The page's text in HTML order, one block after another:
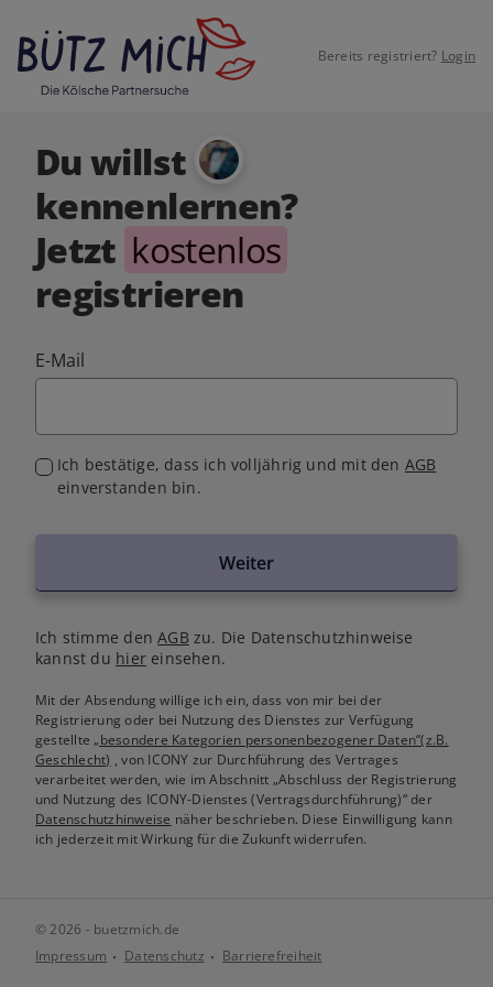
Bereits registriert? Login
Du willst
kennenlernen?
Jetzt kostenlos
registrieren
E-Mail
Ich bestätige, dass ich volljährig und mit den AGB
einverstanden bin.
Weiter
Ich stimme denAGB zu. Die Datenschutzhinweise
kannst du hiereinsehen.
Mit der Absendung willige ich ein, dass von mir bei der
Registrierung oder bei Nutzung des Dienstes zur Verfügung
gestellte„besondere Kategorien personenbezogener Daten“(z.B.
Geschlecht) , von ICONY zur Durchführung des Vertrages
verarbeitet werden, wie im Abschnitt „Abschluss der Registrierung
und Nutzung des ICONY-Dienstes (Vertragsdurchführung)“ der
Datenschutzhinweise näher beschrieben. Diese Einwilligung kann
ich jederzeit mit Wirkung für die Zukunft widerrufen.
© 2026 - buetzmich.de
Impressum
Datenschutz Barrierefreiheit